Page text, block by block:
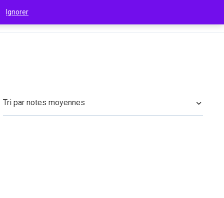
Tri par notes moyennes
Ignorer